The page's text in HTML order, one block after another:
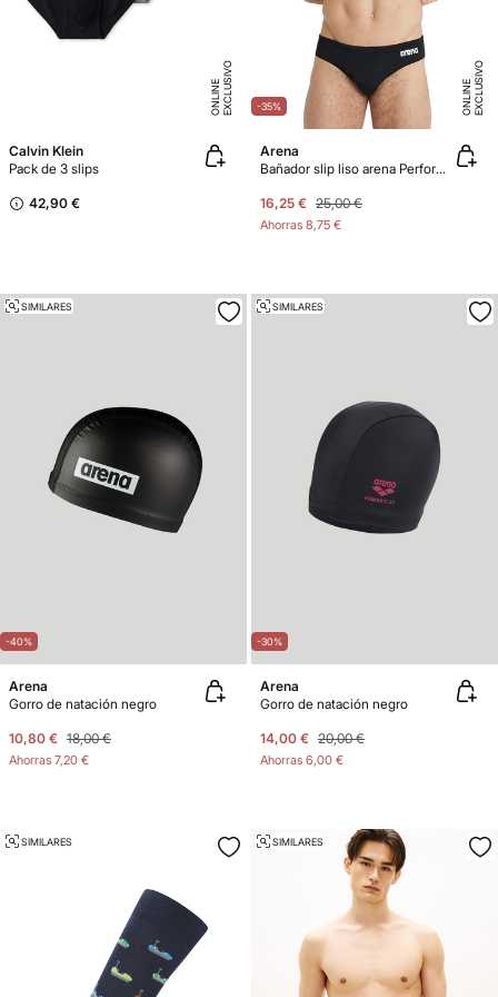
E
X
C
L
U
SI
V
O
O
N
LI
N
E
Calvin Klein
Pack de 3 slips
42,90 €
-35% E
X
C
L
U
SI
V
O
O
N
LI
N
E
Arena
Bañador slip liso arena Performance para hombre Team
16,25 € 25,00 €
Ahorras 8,75 €
-40%
SIMILARES
Arena
Gorro de natación negro
10,80 € 18,00 €
Ahorras 7,20 €
-30%
SIMILARES
Arena
Gorro de natación negro
14,00 € 20,00 €
Ahorras 6,00 €
SIMILARES SIMILARES